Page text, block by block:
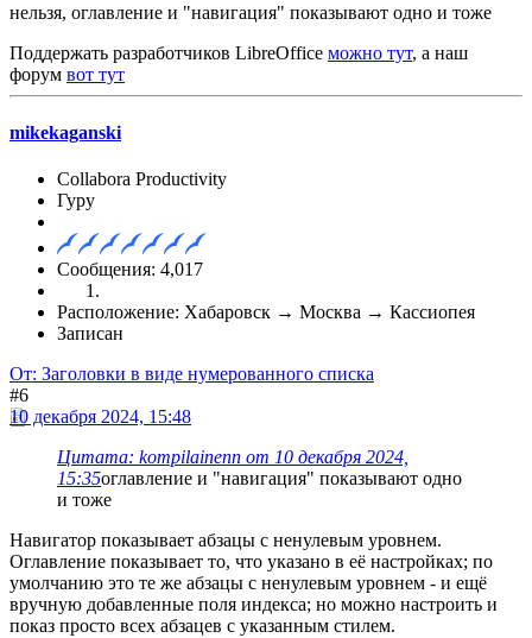
нельзя, оглавление и "навигация" показывают одно и тоже
Поддержать разработчиков LibreOffice можно тут, а наш
форум вот тут
mikekaganski
Collabora Productivity
Гуру
Сообщения: 4,017
Расположение: Хабаровск → Москва → Кассиопея
Записан
От: Заголовки в виде нумерованного списка
#6
10 декабря 2024, 15:48
Цитата: kompilainenn от 10 декабря 2024,
15:35оглавление и "навигация" показывают одно
и тоже
Навигатор показывает абзацы с ненулевым уровнем.
Оглавление показывает то, что указано в её настройках; по
умолчанию это те же абзацы с ненулевым уровнем - и ещё
вручную добавленные поля индекса; но можно настроить и
показ просто всех абзацев с указанным стилем.